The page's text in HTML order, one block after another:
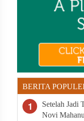
BERITA
1
Setelah Jadi
Novi